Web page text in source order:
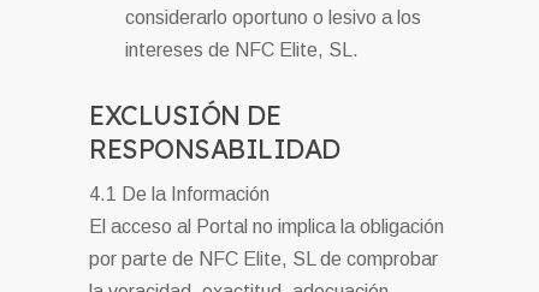
considerarlo oportuno o lesivo a los
intereses de NFC Elite, SL.
EXCLUSIÓN DE
RESPONSABILIDAD
4.1 De la Información
El acceso al Portal no implica la obligación
por parte de NFC Elite, SL de comprobar